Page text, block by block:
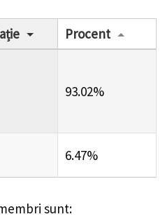
Procent
93.02%
6.47%
sunt: